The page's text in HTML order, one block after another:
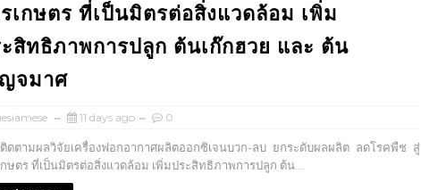
เกษตร ที่เป็นมิตรต่อสิ่งแวดล้อม เพิ่ม
สิทธิภาพการปลูก ต้นเก๊กฮวย และ ต้น
จมาศ
11 days ago 0
ดตามผลวิจัยเครื่องฟอกอากาศผลิตออกซิเจนบวก-ลบ ยกระดับผลผลิต ลดโรคพืช สู่
กษตร ที่เป็นมิตรต่อสิ่งแวดล้อม เพิ่มประสิทธิภาพการปลูก ต้น...